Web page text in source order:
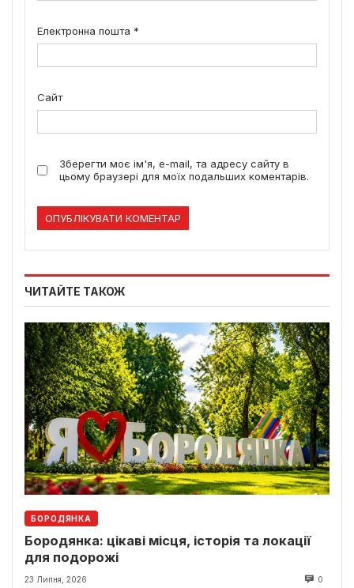
Електронна пошта *
Сайт
Зберегти моє ім'я, e-mail, та адресу сайту в
цьому браузері для моїх подальших коментарів.
ЧИТАЙТЕ ТАКОЖ
БОРОДЯНКА
Бородянка: цікаві місця, історія та локації
для подорожі
23 Липня, 2026 0